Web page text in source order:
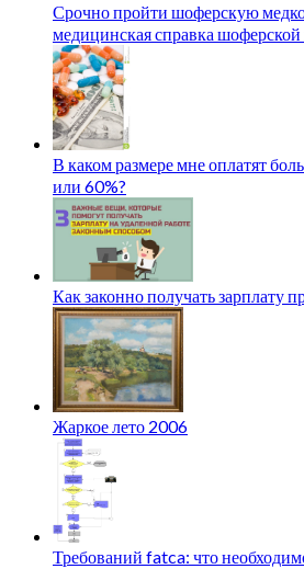
Срочно пройти шоферскую
медицинская справка
В каком размере мне оплатят
или 60%?
Как законно получать зарплату
Жаркое лето 2006
Требований fatca: что